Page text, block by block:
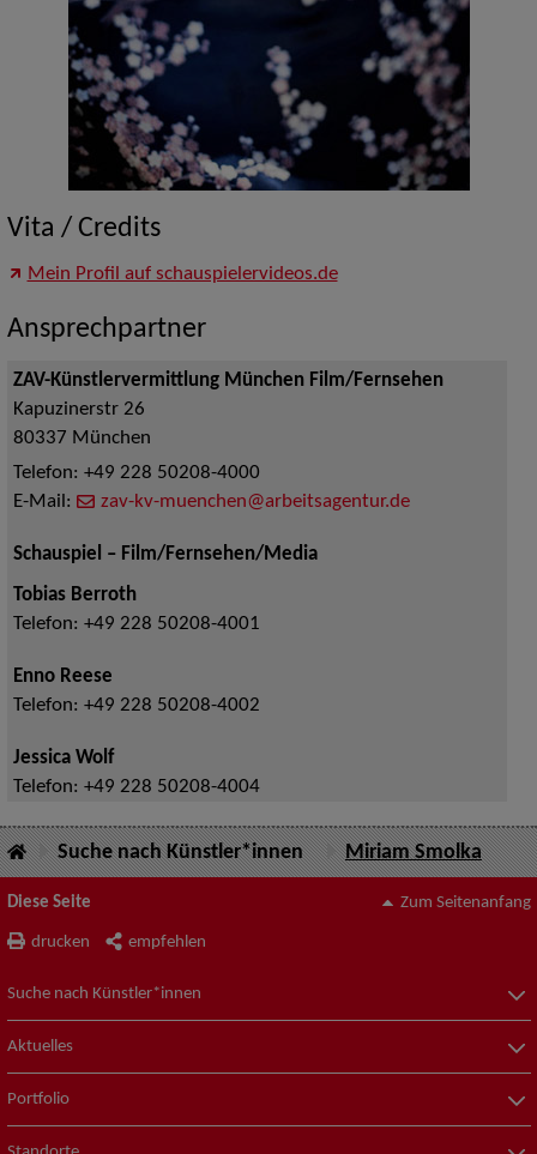
Vita / Credits
Mein Profil auf schauspielervideos.de
Ansprechpartner
ZAV-Künstlervermittlung München Film/Fernsehen
Kapuzinerstr 26
80337 München
Telefon: +49 228 50208-4000
E-Mail:
zav-kv-muenchen@arbeitsagentur.de
Schauspiel – Film/Fernsehen/Media
Tobias Berroth
Telefon: +49 228 50208-4001
Enno Reese
Telefon: +49 228 50208-4002
Jessica Wolf
Telefon: +49 228 50208-4004
Suche nach Künstler*innen Miriam Smolka
Diese Seite
drucken empfehlen
Zum Seitenanfang
Suche nach Künstler*innen
Aktuelles
Portfolio